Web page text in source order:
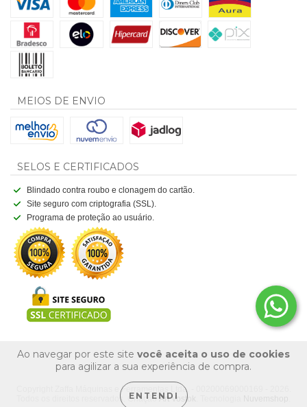
Ao navegar por este site você aceita o uso de cookies
para agilizar a sua experiência de compra.
ENTENDI
MEIOS DE ENVIO
SELOS E CERTIFICADOS
Blindado contra roubo e clonagem do cartão.
Site seguro com criptografia (SSL).
Programa de proteção ao usuário.
Copyright Zaffa Máquinas e Ferramentas Ltda. - 00200069000169 - 2026.
Todos os direitos reservados. Criação Art Vostok